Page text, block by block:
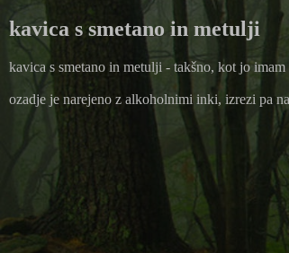
kavica s smetano in metulji
kavica s smetano in metulji - takšno, kot jo
ozadje je narejeno z alkoholnimi inki, izrezi pa